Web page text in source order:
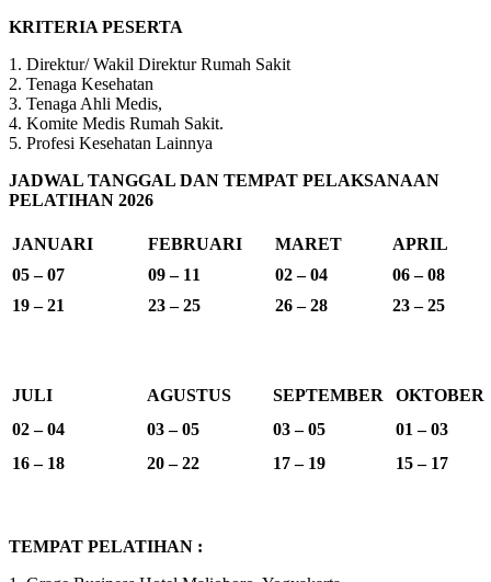
KRITERIA PESERTA
1. Direktur/ Wakil Direktur Rumah Sakit
2. Tenaga Kesehatan
3. Tenaga Ahli Medis,
4. Komite Medis Rumah Sakit.
5. Profesi Kesehatan Lainnya
JADWAL TANGGAL DAN TEMPAT PELAKSANAAN
PELATIHAN 2026
JANUARI FEBRUARI MARET
APRIL
05 – 07
09 – 11 02 – 04
06 – 08
19 – 21
23 – 25 26 – 28 23 – 25
JULI AGUSTUS SEPTEMBER
OKTOBER
02 – 04
03 – 05 03 – 05
01 – 03
16 – 18
20 – 22 17 – 19 15 – 17
TEMPAT PELATIHAN :